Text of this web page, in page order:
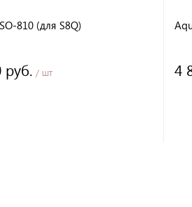
810 (для S8Q)
руб. / шт 4